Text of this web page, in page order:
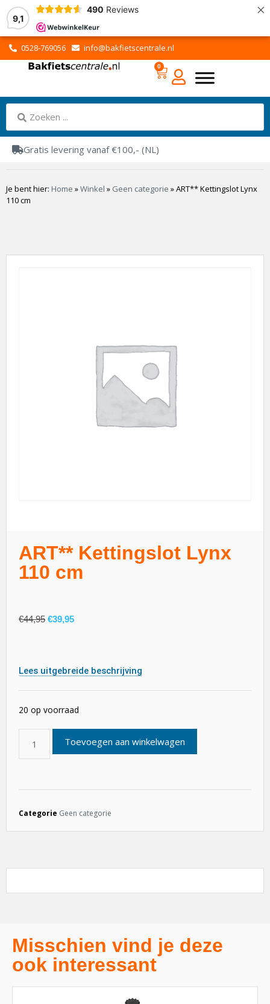
9,1
490 Reviews ×
0528-769056 info@bakfietscentrale.nl
0
Gratis levering vanaf €100,- (NL)
Je bent hier: Home »Winkel » Geen categorie »ART** Kettingslot Lynx
110 cm
ART** Kettingslot Lynx
110 cm
€44,95 €39,95
Lees uitgebreide beschrijving
20 op voorraad
Toevoegen aan winkelwagen
Categorie Geen categorie
Misschien vind je deze
ook interessant